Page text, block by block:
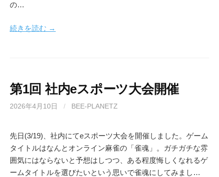
の…
続きを読む →
第1回 社内eスポーツ大会開催
2026年4月10日 / BEE-PLANETZ
先日(3/19)、社内にてeスポーツ大会を開催しました。ゲーム
タイトルはなんとオンライン麻雀の「雀魂」。ガチガチな雰
囲気にはならないと予想はしつつ、ある程度悔しくなれるゲ
ームタイトルを選びたいという思いで雀魂にしてみまし…